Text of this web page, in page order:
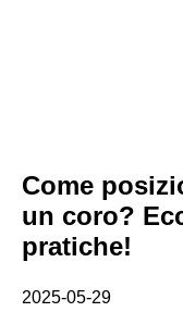
Come
un coro?
pratiche!
2025-05-29